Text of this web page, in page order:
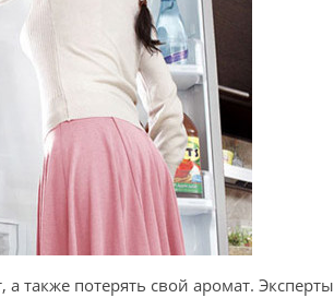
также потерять свой аромат. Эксперты